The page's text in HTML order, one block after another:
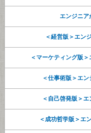
エンジニア
＜経営版＞エン
＜マーケティング版
＜仕事術版＞エ
＜自己啓発版＞
＜成功哲学版＞エ